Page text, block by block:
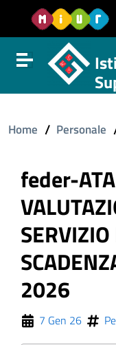
Vai al contenuto
Vail al menu di
Vai al footer
Attiva disattiva
Home / Personale
feder-
2026
7 Gen 26